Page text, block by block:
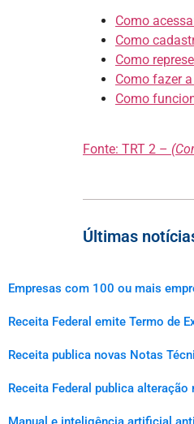
Como
Como
Como
Como fazer
Como
Fonte: TRT 2 –
Últimas
Empresas com 100 ou mais
Receita Federal emite Termo de
Receita publica novas Notas
Receita Federal publica